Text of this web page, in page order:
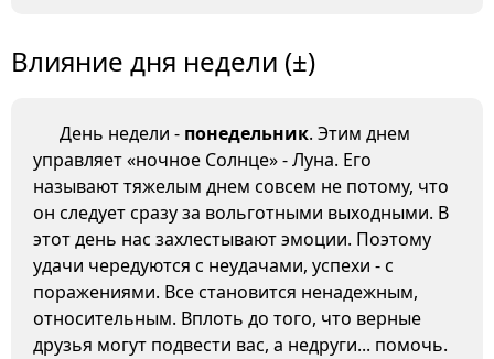
Влияние дня недели (±)
День недели - понедельник. Этим днем
управляет «ночное Солнце» - Луна. Его
называют тяжелым днем совсем не потому, что
он следует сразу за вольготными выходными. В
этот день нас захлестывают эмоции. Поэтому
удачи чередуются с неудачами, успехи - с
поражениями. Все становится ненадежным,
относительным. Вплоть до того, что верные
друзья могут подвести вас, а недруги... помочь.